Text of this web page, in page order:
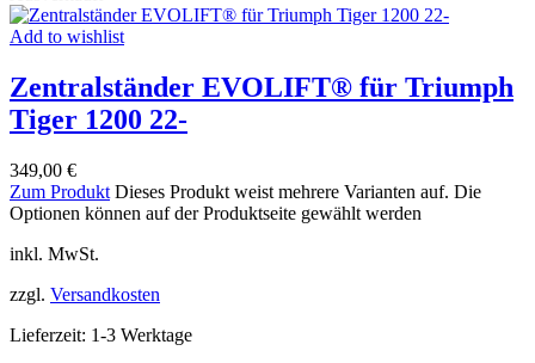
Add to wishlist
Zentralständer EVOLIFT® für Triumph
Tiger 1200 22-
349,00 €
Zum Produkt Dieses Produkt weist mehrere Varianten auf. Die
Optionen können auf der Produktseite gewählt werden
inkl. MwSt.
zzgl. Versandkosten
Lieferzeit: 1-3 Werktage